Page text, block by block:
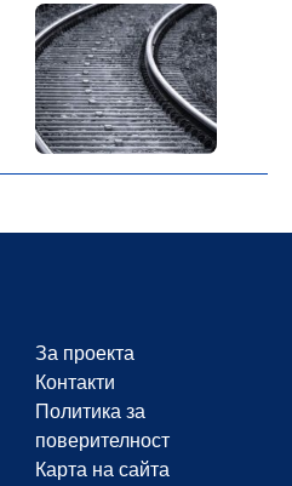
За проекта
Контакти
Политика за
поверителност
Карта на сайта